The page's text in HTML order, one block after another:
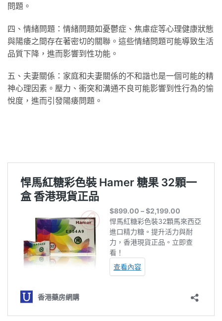
問題。
四、情緒問題：情緒問題如憂鬱症、焦慮症等心理健康狀態
與陽痿之間存在著密切的關聯。這些情緒問題可能導致生活
品質下降，進而影響到性功能。
五、夫妻關係：家庭和夫妻關係的不和諧也是一個可能的精
神心理因素。壓力、衝突和溝通不良可能影響到性行為的愉
悅度，進而引發陽痿問題。